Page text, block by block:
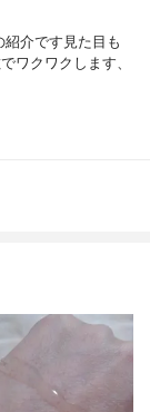
介です見た目も
ワクワクします、